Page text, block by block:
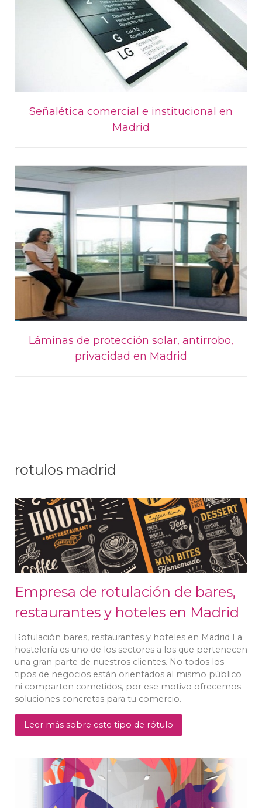
Señalética comercial e institucional en
Madrid
Láminas de protección solar, antirrobo,
privacidad en Madrid
rotulos madrid
Empresa de rotulación de bares,
restaurantes y hoteles en Madrid
Rotulación bares, restaurantes y hoteles en Madrid La
hostelería es uno de los sectores a los que pertenecen
una gran parte de nuestros clientes. No todos los
tipos de negocios están orientados al mismo público
ni comparten cometidos, por ese motivo ofrecemos
soluciones concretas para tu comercio.
Leer más sobre este tipo de rótulo